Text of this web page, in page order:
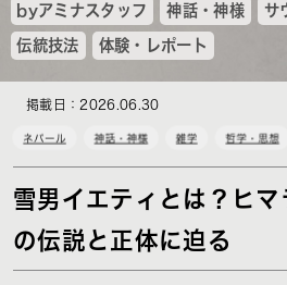
byアミナスタッフ 神話・神様 サ
伝統技法 体験・レポート
掲載日：2026.06.30
ネパール 神話・神様 雑学 哲学・思想
雪男イエティとは？ヒ
の伝説と正体に迫る